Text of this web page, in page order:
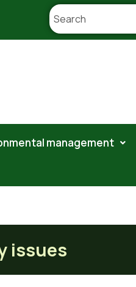
management
issues